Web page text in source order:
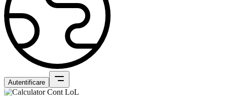
Autentificare